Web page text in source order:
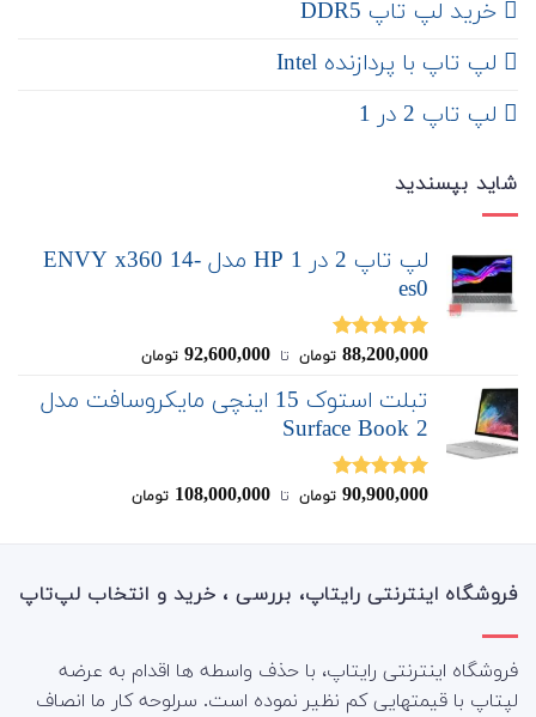
خرید لپ تاپ DDR5
لپ تاپ با پردازنده Intel
لپ تاپ 2 در 1
شاید بپسندید
لپ تاپ 2 در 1 HP مدل ENVY x360 14-
es0
نمره5.00
88,200,000 تومان ‌ تا ‌ 92,600,000 تومان
تبلت استوک 15 اینچی مایکروسافت مدل
Surface Book 2
نمره4.75
90,900,000 تومان ‌ تا ‌ 108,000,000 تومان
فروشگاه اینترنتی رایتاپ، بررسی ، خرید و انتخاب لپ‌تاپ
فروشگاه اینترنتی رایتاپ، با حذف واسطه ها اقدام به عرضه
لپتاپ با قیمتهایی کم نظیر نموده است. سرلوحه کار ما انصاف